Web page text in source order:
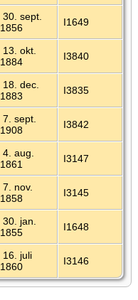
30. sept.
1856
I1649
13. okt.
1884
I3840
18. dec.
1883
I3835
7. sept.
1908
I3842
4. aug.
1861
I3147
7. nov.
1858
I3145
30. jan.
1855
I1648
16. juli
1860
I3146